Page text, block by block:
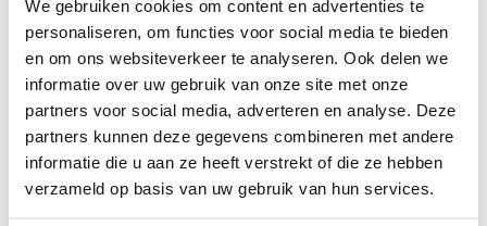
We gebruiken cookies om content en advertenties te
personaliseren, om functies voor social media te bieden
en om ons websiteverkeer te analyseren. Ook delen we
informatie over uw gebruik van onze site met onze
partners voor social media, adverteren en analyse. Deze
partners kunnen deze gegevens combineren met andere
informatie die u aan ze heeft verstrekt of die ze hebben
verzameld op basis van uw gebruik van hun services.
MAAK JE AANKOOP NOG BETER